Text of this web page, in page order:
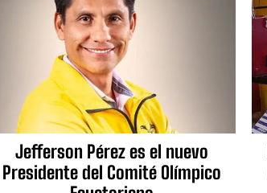
Jefferson Pérez es el nuevo
Presidente del Comité Olímpico